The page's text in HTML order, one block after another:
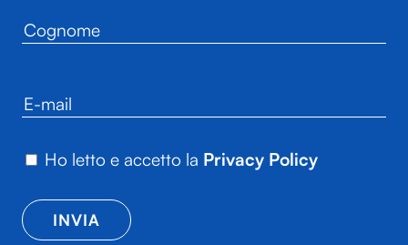
Ho letto e accetto la Privacy Policy